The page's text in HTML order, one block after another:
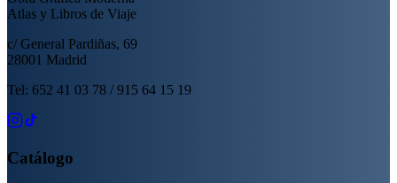
Atlas y Libros de Viaje
c/ General Pardiñas, 69
28001 Madrid
Tel: 652 41 03 78 / 915 64 15 19
Catálogo